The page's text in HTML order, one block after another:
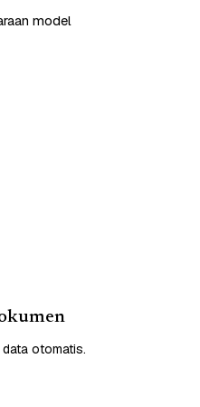
model
otomatis.